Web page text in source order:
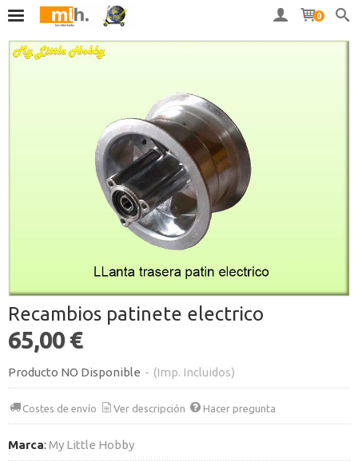
0
Recambios patinete electrico
65,00 €
Producto NO Disponible - (Imp. Incluidos)
Costes de envío Ver descripción Hacer pregunta
Marca: My Little Hobby